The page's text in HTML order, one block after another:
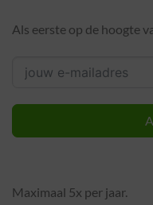
Als eerste op de hoogte
Maximaal 5x per jaar.